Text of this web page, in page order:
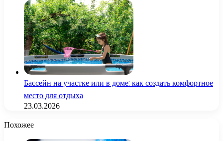
Бассейн на участке или в доме: как создать комфортное
место для отдыха
23.03.2026
Похожее